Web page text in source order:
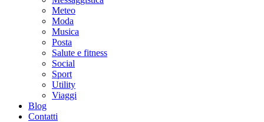
Meteo
Moda
Musica
Posta
Salute e fitness
Social
Sport
Utility
Viaggi
Blog
Contatti